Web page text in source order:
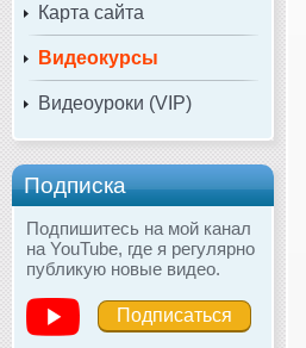
Карта сайта
Видеокурсы
Видеоуроки (VIP)
Подписка
Подпишитесь на мой канал
на YouTube, где я регулярно
публикую новые видео.
Подписаться